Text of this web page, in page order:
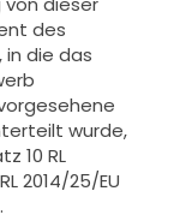
des
in die das
wurde,
10 RL
2014/25/EU